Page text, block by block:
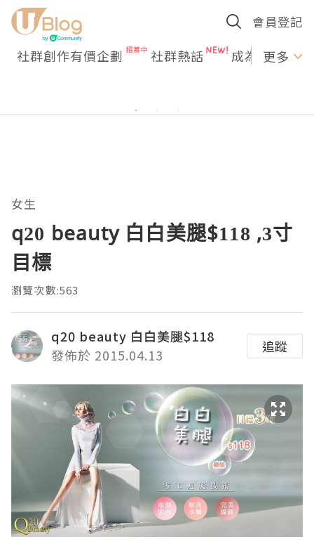
會員登記
社群創作有價企劃 社群熱話 成為U更多
女生
q20 beauty 白白美腿$118 ,3寸
目標
瀏覽次數:563
q20 beauty 白白美腿$118
發佈於 2015.04.13
追蹤